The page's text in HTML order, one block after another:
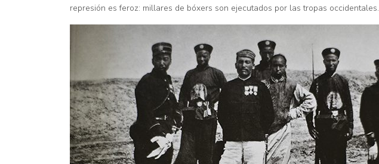
represión es feroz: millares de bóxers son ejecutados por las tropas occidentales.